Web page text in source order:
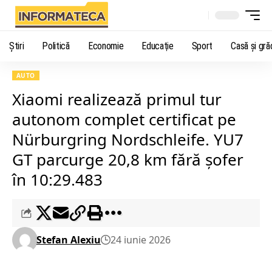
Știri Politică Economie Educaţie Sport Casă şi
AUTO
Xiaomi realizează primul tur
autonom complet certificat pe
Nürburgring Nordschleife. YU7
GT parcurge 20,8 km fără șofer
în 10:29.483
Stefan Alexiu 24 iunie 2026